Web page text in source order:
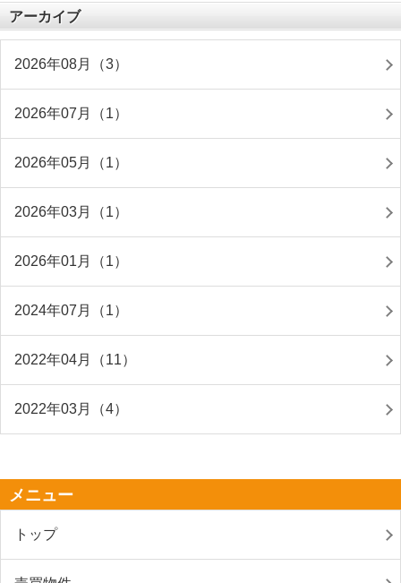
アーカイブ
2026年08月（3）
2026年07月（1）
2026年05月（1）
2026年03月（1）
2026年01月（1）
2024年07月（1）
2022年04月（11）
2022年03月（4）
メニュー
トップ